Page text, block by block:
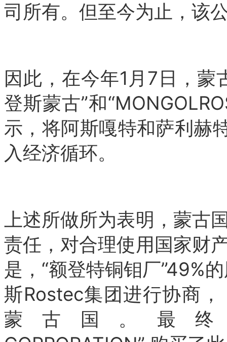
司所有。但至今为止，该
因此，在今年1月7日，蒙
登斯蒙古”和
示，将阿斯嘎特和萨利赫
入经济循环。
上述所做所为表明，蒙古
责任，对合理使用国家财
是，“额登特铜钼厂”49%
斯Rostec集团进行协商
蒙古国。最终，